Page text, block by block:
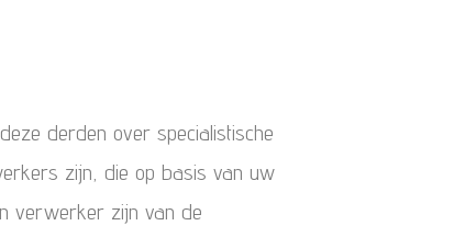
derden over specialistische
zijn, die op basis van uw
verwerker zijn van de